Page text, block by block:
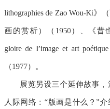
lithographies de Zao Wou-Ki》
画的赏析）（1950）、《昔
gloire de l’image et art
（1977）。
展览另设三个延伸故事
人际网络：“版画是什么？”